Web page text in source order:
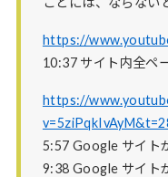
https://
10:37 サイト内全ペ
https://
5:57 Google サイト
9:38 Google サイト